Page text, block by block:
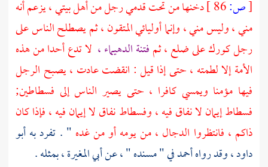
[ص:
دخنها من تحت قدمي رجل من أهل بيتي ، يزعم أنه
مني ، وليس مني ، وإنما أوليائي المتقون ، ثم يصطلح الناس على
رجل كورك على ضلع ، ثمفتنة الدهيماء ، لا تدع أحدا من هذه
الأمة إلا لطمته ، حتى إذا قيل : انقضت عادت ، يصبح الرجل
فيها مؤمنا ويمسي كافرا ، حتى يصير الناس إلى فسطاطين;
فسطاط إيمان لا نفاق فيه ، وفسطاط نفاق لا إيمان فيه ، فإذا كان
ذاكم ، فانتظروا الدجال ،من يومه أو من غده " . تفرد بهأبو
داود ،وقد رواهأحمدفي " مسنده " ، عنأبي المغيرة ،بمثله .